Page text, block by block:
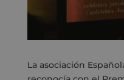
La asociación